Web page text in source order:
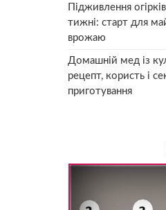
Підживлення
тижні: старт для
врожаю
Домашній мед із
рецепт, користь і
приготування